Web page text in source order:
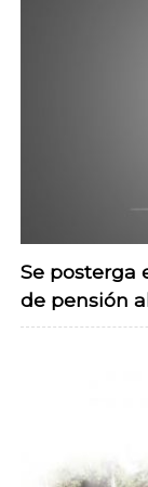
Se posterga
de pensión